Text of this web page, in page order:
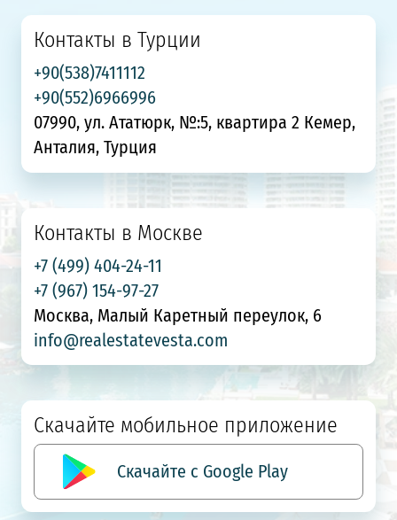
Контакты в Турции
+90(538)7411112
+90(552)6966996
07990, ул. Ататюрк, №:5, квартира 2 Кемер,
Анталия, Турция
Контакты в Москве
+7 (499) 404-24-11
+7 (967) 154-97-27
Москва, Малый Каретный переулок, 6
info@realestatevesta.com
Скачайте мобильное приложение
Скачайте с Google Play